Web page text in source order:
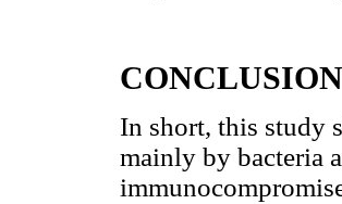
CONCLUSION
In short, this study
mainly by bacteria